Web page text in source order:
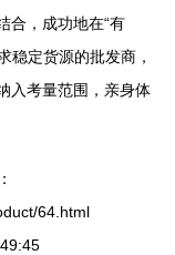
合，成功地在“有
稳定货源的批发商，
入考量范围，亲身体
64.html